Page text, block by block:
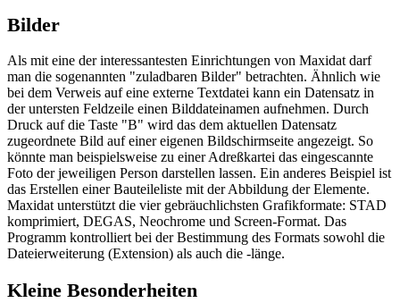
Bilder
Als mit eine der interessantesten Einrichtungen von Maxidat darf
man die sogenannten "zuladbaren Bilder" betrachten. Ähnlich wie
bei dem Verweis auf eine externe Textdatei kann ein Datensatz in
der untersten Feldzeile einen Bilddateinamen aufnehmen. Durch
Druck auf die Taste "B" wird das dem aktuellen Datensatz
zugeordnete Bild auf einer eigenen Bildschirmseite angezeigt. So
könnte man beispielsweise zu einer Adreßkartei das eingescannte
Foto der jeweiligen Person darstellen lassen. Ein anderes Beispiel ist
das Erstellen einer Bauteileliste mit der Abbildung der Elemente.
Maxidat unterstützt die vier gebräuchlichsten Grafikformate: STAD
komprimiert, DEGAS, Neochrome und Screen-Format. Das
Programm kontrolliert bei der Bestimmung des Formats sowohl die
Dateierweiterung (Extension) als auch die -länge.
Kleine Besonderheiten